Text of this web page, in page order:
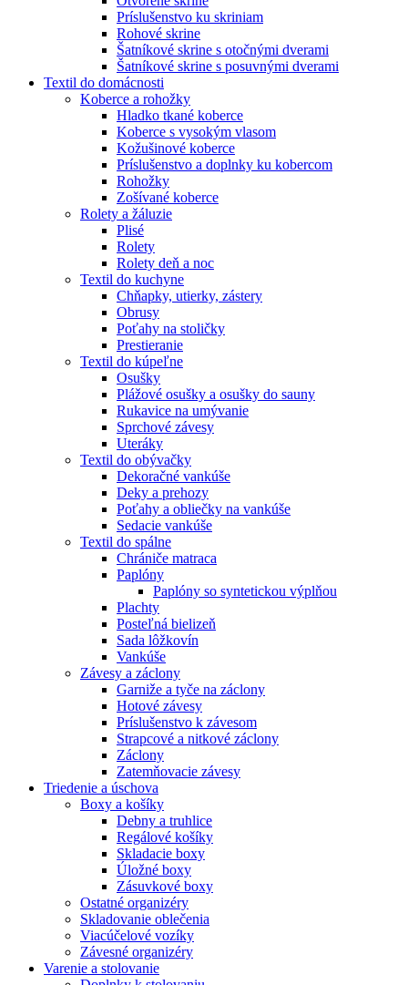
Príslušenstvo ku skriniam
Rohové skrine
Šatníkové skrine s otočnými dverami
Šatníkové skrine s posuvnými dverami
Textil do domácnosti
Koberce a rohožky
Hladko tkané koberce
Koberce s vysokým vlasom
Kožušinové koberce
Príslušenstvo a doplnky ku kobercom
Rohožky
Zošívané koberce
Rolety a žáluzie
Plisé
Rolety
Rolety deň a noc
Textil do kuchyne
Chňapky, utierky, zástery
Obrusy
Poťahy na stoličky
Prestieranie
Textil do kúpeľne
Osušky
Plážové osušky a osušky do sauny
Rukavice na umývanie
Sprchové závesy
Uteráky
Textil do obývačky
Dekoračné vankúše
Deky a prehozy
Poťahy a obliečky na vankúše
Sedacie vankúše
Textil do spálne
Chrániče matraca
Paplóny
Paplóny so syntetickou výplňou
Plachty
Posteľná bielizeň
Sada lôžkovín
Vankúše
Závesy a záclony
Garniže a tyče na záclony
Hotové závesy
Príslušenstvo k závesom
Strapcové a nitkové záclony
Záclony
Zatemňovacie závesy
Triedenie a úschova
Boxy a košíky
Debny a truhlice
Regálové košíky
Skladacie boxy
Úložné boxy
Zásuvkové boxy
Ostatné organizéry
Skladovanie oblečenia
Viacúčelové vozíky
Závesné organizéry
Varenie a stolovanie